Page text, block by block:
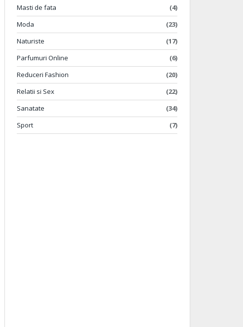
Masti de fata
(4)
Moda
(23)
Naturiste
(17)
Parfumuri Online
(6)
Reduceri Fashion
(20)
Relatii si Sex
(22)
Sanatate
(34)
Sport
(7)